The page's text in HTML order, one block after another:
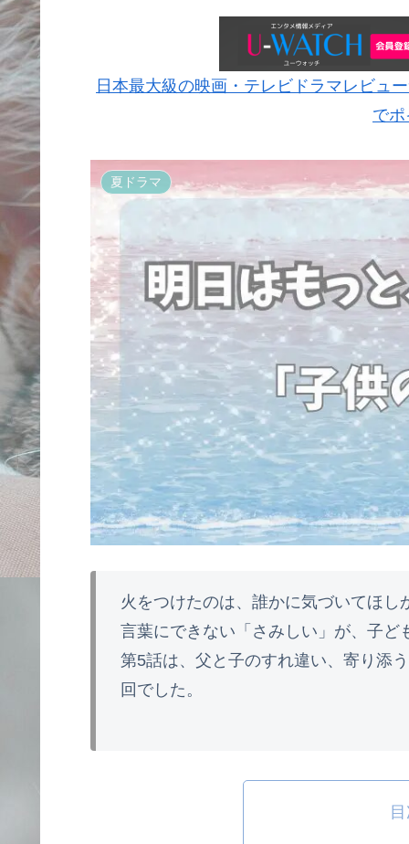
日本最大級の映画・テレビドラマレビュ
で
夏ドラマ
火をつけたのは、誰かに気づいてほし
言葉にできない「さみしい」が、子
第5話は、父と子のすれ違い、寄り添
回でした。